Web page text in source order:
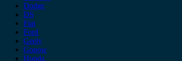
Dodge
DS
Fiat
Ford
Geely
Gonow
Honda